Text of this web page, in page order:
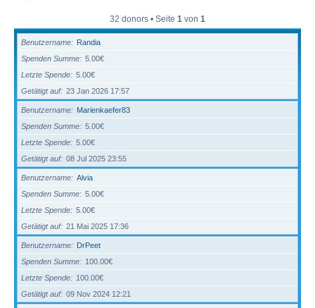
e
32 donors • Seite 1 von 1
Benutzername
Randia
Spenden Summe
5.00€
Letzte Spende
5.00€
Getätigt auf
23 Jan 2026 17:57
Benutzername
Marienkaefer83
Spenden Summe
5.00€
Letzte Spende
5.00€
Getätigt auf
08 Jul 2025 23:55
Benutzername
Alvia
Spenden Summe
5.00€
Letzte Spende
5.00€
Getätigt auf
21 Mai 2025 17:36
Benutzername
DrPeet
Spenden Summe
100.00€
Letzte Spende
100.00€
Getätigt auf
09 Nov 2024 12:21